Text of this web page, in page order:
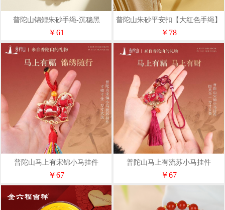
普陀山锦鲤朱砂手绳-沉稳黑
￥61
普陀山朱砂平安扣【大红色手绳】
￥78
普陀山马上有宋锦小马挂件
￥67
普陀山马上有流苏小马挂件
￥67